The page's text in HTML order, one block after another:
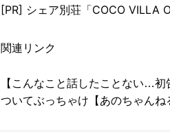
[PR] シェア別荘「COCO VILLA
関連リンク
【こんなこと話したことない…
ついてぶっちゃけ【あのちゃんね